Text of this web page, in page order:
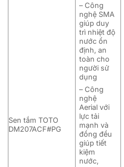
Sen tắm TOTO
DM207ACF#PG
– Công
nghệ SMA
giúp duy
trì nhiệt độ
nước ổn
định, an
toàn cho
người sử
dụng
– Công
nghệ
Aerial với
lực tải
mạnh và
đồng đều
giúp tiết
kiệm
nước,